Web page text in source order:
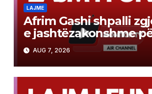
LAJME
Afrim Gashi shpalli
e jashtëzakonshme
kryetar të Komunës së
Bërvenicë, ja kur
AUG 7, 2026